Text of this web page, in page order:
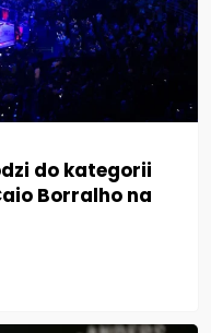
do kategorii
Borralho na